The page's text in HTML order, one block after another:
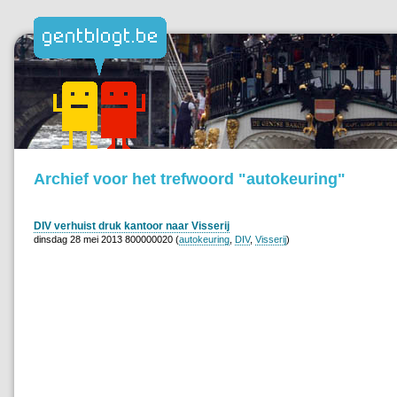
Archief voor het trefwoord "autokeuring"
DIV verhuist druk kantoor naar Visserij
dinsdag 28 mei 2013 800000020 (autokeuring DIV, Visserij)